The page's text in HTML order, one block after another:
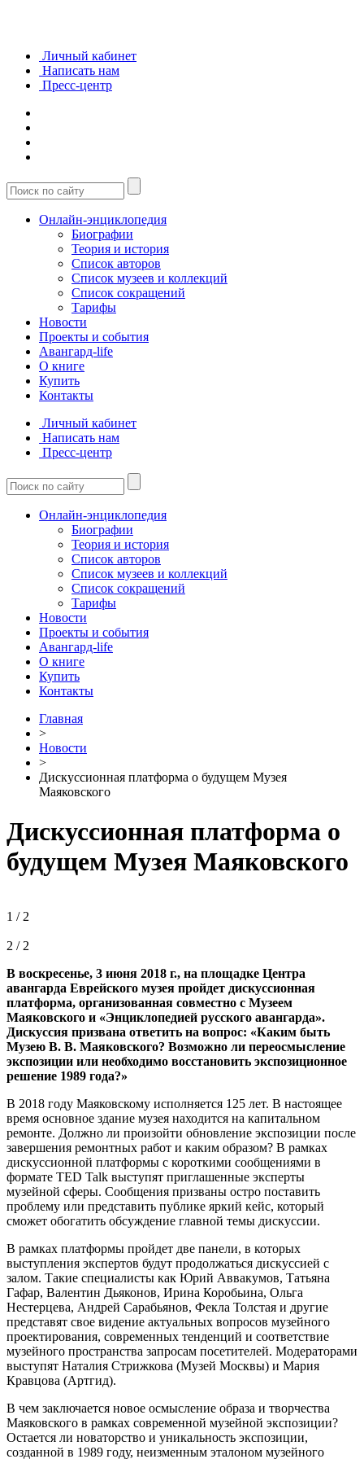
Личный кабинет
Написать нам
Пресс-центр
Онлайн-энциклопедия
Биографии
Теория и история
Список авторов
Список музеев и коллекций
Список сокращений
Тарифы
Новости
Проекты и события
Авангард-life
О книге
Купить
Контакты
Личный кабинет
Написать нам
Пресс-центр
Онлайн-энциклопедия
Биографии
Теория и история
Список авторов
Список музеев и коллекций
Список сокращений
Тарифы
Новости
Проекты и события
Авангард-life
О книге
Купить
Контакты
Главная
>
Новости
>
Дискуссионная платформа о будущем Музея
Маяковского
Дискуссионная платформа о
будущем Музея Маяковского
1 / 2
2 / 2
В воскресенье, 3 июня 2018 г., на площадке Центра
авангарда Еврейского музея пройдет дискуссионная
платформа, организованная совместно с Музеем
Маяковского и «Энциклопедией русского авангарда».
Дискуссия призвана ответить на вопрос: «Каким быть
Музею В. В. Маяковского? Возможно ли переосмысление
экспозиции или необходимо восстановить экспозиционное
решение 1989 года?»
В 2018 году Маяковскому исполняется 125 лет. В настоящее
время основное здание музея находится на капитальном
ремонте. Должно ли произойти обновление экспозиции после
завершения ремонтных работ и каким образом? В рамках
дискуссионной платформы с короткими сообщениями в
формате TED Talk выступят приглашенные эксперты
музейной сферы. Сообщения призваны остро поставить
проблему или представить публике яркий кейс, который
сможет обогатить обсуждение главной темы дискуссии.
В рамках платформы пройдет две панели, в которых
выступления экспертов будут продолжаться дискуссией с
залом. Такие специалисты как Юрий Аввакумов, Татьяна
Гафар, Валентин Дьяконов, Ирина Коробьина, Ольга
Нестерцева, Андрей Сарабьянов, Фекла Толстая и другие
представят свое видение актуальных вопросов музейного
проектирования, современных тенденций и соответствие
музейного пространства запросам посетителей. Модераторами
выступят Наталия Стрижкова (Музей Москвы) и Мария
Кравцова (Артгид).
В чем заключается новое осмысление образа и творчества
Маяковского в рамках современной музейной экспозиции?
Остается ли новаторство и уникальность экспозиции,
созданной в 1989 году, неизменным эталоном музейного